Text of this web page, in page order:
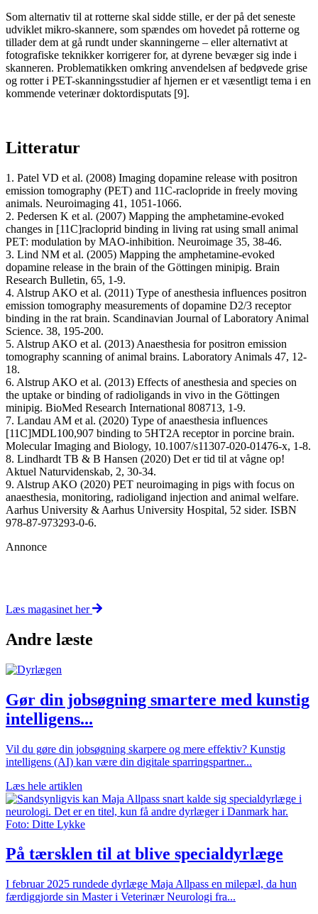
Som alternativ til at rotterne skal sidde stille, er der på det seneste
udviklet mikro-skannere, som spændes om hovedet på rotterne og
tillader dem at gå rundt under skanningerne – eller alternativt at
fotografiske teknikker korrigerer for, at dyrene bevæger sig inde i
skanneren. Problematikken omkring anvendelsen af bedøvede grise
og rotter i PET-skanningsstudier af hjernen er et væsentligt tema i en
kommende veterinær doktordisputats [9].
Litteratur
1. Patel VD et al. (2008) Imaging dopamine release with positron
emission tomography (PET) and 11C-raclopride in freely moving
animals. Neuroimaging 41, 1051-1066.
2. Pedersen K et al. (2007) Mapping the amphetamine-evoked
changes in [11C]racloprid binding in living rat using small animal
PET: modulation by MAO-inhibition. Neuroimage 35, 38-46.
3. Lind NM et al. (2005) Mapping the amphetamine-evoked
dopamine release in the brain of the Göttingen minipig. Brain
Research Bulletin, 65, 1-9.
4. Alstrup AKO et al. (2011) Type of anesthesia influences positron
emission tomography measurements of dopamine D2/3 receptor
binding in the rat brain. Scandinavian Journal of Laboratory Animal
Science. 38, 195-200.
5. Alstrup AKO et al. (2013) Anaesthesia for positron emission
tomography scanning of animal brains. Laboratory Animals 47, 12-
18.
6. Alstrup AKO et al. (2013) Effects of anesthesia and species on
the uptake or binding of radioligands in vivo in the Göttingen
minipig. BioMed Research International 808713, 1-9.
7. Landau AM et al. (2020) Type of anaesthesia influences
[11C]MDL100,907 binding to 5HT2A receptor in porcine brain.
Molecular Imaging and Biology, 10.1007/s11307-020-01476-x, 1-8.
8. Lindhardt TB & B Hansen (2020) Det er tid til at vågne op!
Aktuel Naturvidenskab, 2, 30-34.
9. Alstrup AKO (2020) PET neuroimaging in pigs with focus on
anaesthesia, monitoring, radioligand injection and animal welfare.
Aarhus University & Aarhus University Hospital, 52 sider. ISBN
978-87-973293-0-6.
Annonce
Læs magasinet her
Andre læste
Gør din jobsøgning smartere med kunstig
intelligens...
Vil du gøre din jobsøgning skarpere og mere effektiv? Kunstig
intelligens (AI) kan være din digitale sparringspartner...
Læs hele artiklen
På tærsklen til at blive specialdyrlæge
I februar 2025 rundede dyrlæge Maja Allpass en milepæl, da hun
færdiggjorde sin Master i Veterinær Neurologi fra...